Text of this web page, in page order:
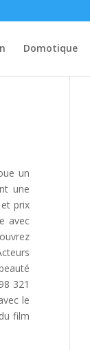
Domotique
un
une
prix
avec
321
le
film